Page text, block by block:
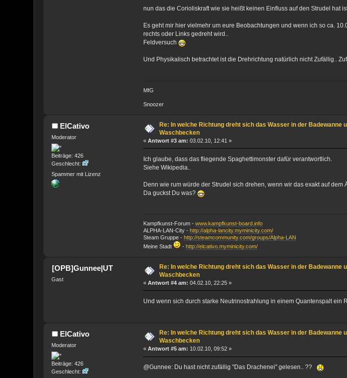
nun das die Corioliskraft wie sie heißt keinen Einfluss auf den Strudel hat
Es geht mir hier vielmehr um eure Beobachtungen und wenn ich so ca.
rechts oder Links gedreht wird..
Feldversuch
Und Physikalisch betrachtet ist die Drehrichtung natürlich nicht Zufällig..
MfG
Snoozer
ElCativo
Moderator
Beiträge: 426
Geschlecht:
Spammer mit Lizenz
Re: In welche Richtung dreht sich das Wasser in der Badewanne
Waschbecken
« Antwort #3 am: 03.02.10, 12:41 »
Ich glaube, dass das fliegende Spaghettimonster dafür verantwortlich.
Siehe Wikipedia..
Denn wie rum würde der Strudel sich drehen, wenn wir das exakt auf dem
Da guckst Du was?
Kampfkunst-Forum - www.kampfkunst-board.info
ALPHA-LAN-City - http://alpha-lancity.myminicity.com/
Steam Gruppe - http://steamcommunity.com/groups/Alpha-LAN
Meine Stadt
- http://elcativo.myminicity.com/
[OPB]Gunnee|UT
Gast
Re: In welche Richtung dreht sich das Wasser in der Badewanne
Waschbecken
« Antwort #4 am: 04.02.10, 22:25 »
Und wenn sich durch starke Neutrinostrahlung in einem Quantenspalt
ElCativo
Moderator
Beiträge: 426
Geschlecht:
Re: In welche Richtung dreht sich das Wasser in der Badewanne
Waschbecken
« Antwort #5 am: 10.02.10, 09:52 »
@Gunnee: Du hast nicht zufällig "Das Drachenei" gelesen.. ??